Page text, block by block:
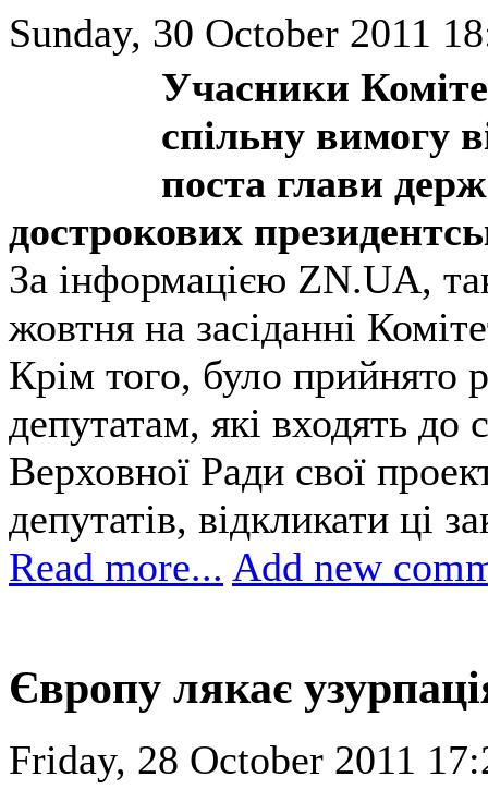
Sunday, 30 October 2011
Учасники
спільну вимогу
поста глави
дострокових
За інформацією ZN.UA,
жовтня на засіданні
Крім того, було прийнято
депутатам, які входять
Верховної Ради свої
депутатів, відкликати ці
Read more... Add new
Європу лякає
Friday, 28 October 2011